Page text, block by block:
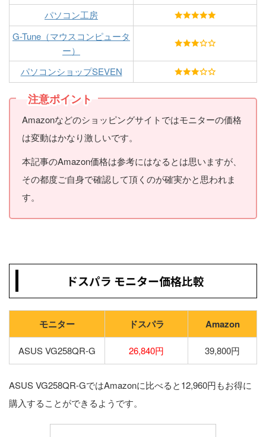
パソコン工房
G-Tune（マウスコンピュータ
ー）
パソコンショップSEVEN
注意ポイント
Amazonなどのショッピングサイトではモニターの価格
は変動はかなり激しいです。
本記事のAmazon価格は参考にはなるとは思いますが、
その都度ご自身で確認して頂くのが確実かと思われま
す。
ドスパラ モニター価格比較
モニター ドスパラ Amazon
ASUS VG258QR-G 26,840円 39,800円
ASUS VG258QR-GではAmazonに比べると12,960円もお得に
購入することができるようです。